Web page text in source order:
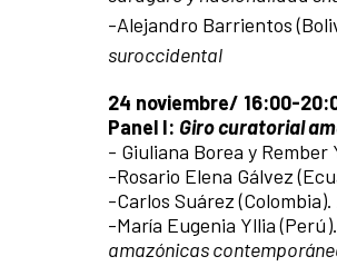
-Alejandro Barrientos
suroccidental
24 noviembre/ 16:00-
Panel I: Giro curatorial
- Giuliana Borea y Rember
-Rosario Elena Gálvez
-Carlos Suárez (Colombia).
-María Eugenia Yllia (Perú).
amazónicas